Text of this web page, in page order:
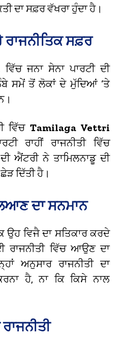
ਦਾ ਸਫ਼ਰ ਵੱਖਰਾ ਹੁੰਦਾ ਹੈ।
ਰਾਜਨੀਤਿਕ ਸਫ਼ਰ
ਜਨਾ ਸੇਨਾ ਪਾਰਟੀ ਦੀ
ਸਮੇਂ ਤੋਂ ਲੋਕਾਂ ਦੇ ਮੁੱਦਿਆਂ ’ਤੇ
ਵਿੱਚ Tamilaga Vettri
ਰਾਹੀਂ ਰਾਜਨੀਤੀ ਵਿੱਚ
ਐਂਟਰੀ ਨੇ ਤਾਮਿਲਨਾਡੂ ਦੀ
ਦਿੱਤੀ ਹੈ।
ਦਾ ਸਨਮਾਨ
ਉਹ ਵਿਜੈ ਦਾ ਸਤਿਕਾਰ ਕਰਦੇ
ਵਿੱਚ ਆਉਣ ਦਾ
ਅਨੁਸਾਰ ਰਾਜਨੀਤੀ ਦਾ
ਹੈ, ਨਾ ਕਿ ਕਿਸੇ ਨਾਲ